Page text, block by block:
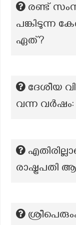
രണ്ട്
പങ്കിടുന്ന
ഏത്?
ദേശീയ
വന്ന വർഷം:
രാഷ്ട്രപതി